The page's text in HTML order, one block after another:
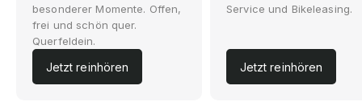
besonderer Momente. Offen,
frei und schön quer.
Querfeldein.
Jetzt reinhören
Service und Bikeleasing.
Jetzt reinhören